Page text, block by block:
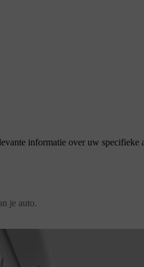
informatie over uw specifieke
je auto.